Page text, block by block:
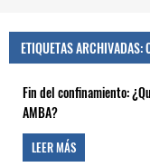
ETIQUETAS ARCHIVADAS:
Fin del confinamiento:
AMBA?
LEER MÁS